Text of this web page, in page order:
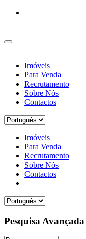
Imóveis
Para Venda
Recrutamento
Sobre Nós
Contactos
Imóveis
Para Venda
Recrutamento
Sobre Nós
Contactos
Pesquisa Avançada